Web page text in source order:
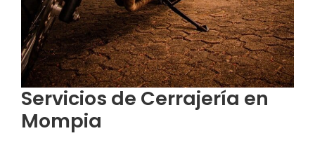
Servicios de Cerrajería en
Mompia